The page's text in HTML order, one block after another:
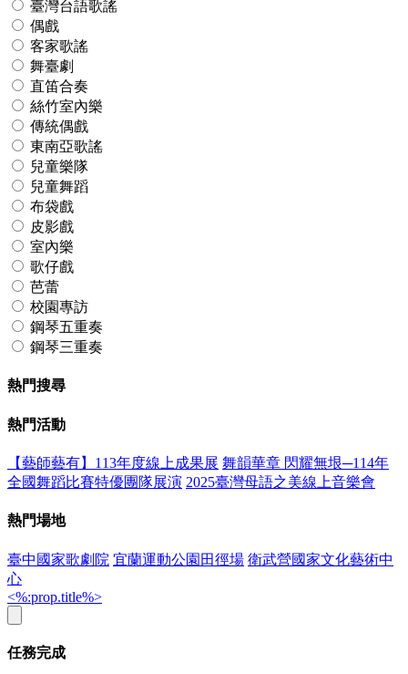
臺灣台語歌謠
偶戲
客家歌謠
舞臺劇
直笛合奏
絲竹室內樂
傳統偶戲
東南亞歌謠
兒童樂隊
兒童舞蹈
布袋戲
皮影戲
室內樂
歌仔戲
芭蕾
校園專訪
鋼琴五重奏
鋼琴三重奏
熱門搜尋
熱門活動
【藝師藝有】113年度線上成果展 舞韻華章 閃耀無垠─114年
全國舞蹈比賽特優團隊展演 2025臺灣母語之美線上音樂會
熱門場地
臺中國家歌劇院 宜蘭運動公園田徑場 衛武營國家文化藝術中
心
<%:prop.title%>
任務完成